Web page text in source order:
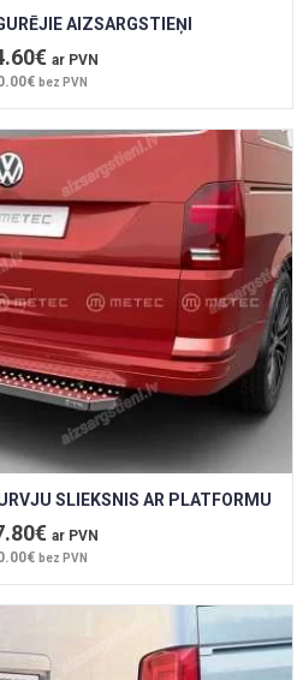
AIZSARGSTIEŅI
ar PVN
bez PVN
SLIEKSNIS AR PLATFORMU
ar PVN
bez PVN